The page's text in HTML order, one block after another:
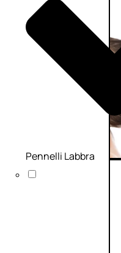
Pennelli Labbra